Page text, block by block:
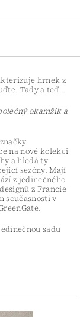
hrnek z
Tady a teď...
okamžik a
na nové kolekci
a hledá ty
sezóny. Mají
z jedinečného
z Francie
současnosti v
sadu